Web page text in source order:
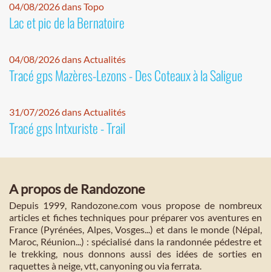
04/08/2026 dans Topo
Lac et pic de la Bernatoire
04/08/2026 dans Actualités
Tracé gps Mazères-Lezons - Des Coteaux à la Saligue
31/07/2026 dans Actualités
Tracé gps Intxuriste - Trail
A propos de Randozone
Depuis 1999, Randozone.com vous propose de nombreux
articles et fiches techniques pour préparer vos aventures en
France (Pyrénées, Alpes, Vosges...) et dans le monde (Népal,
Maroc, Réunion...) : spécialisé dans la randonnée pédestre et
le trekking, nous donnons aussi des idées de sorties en
raquettes à neige, vtt, canyoning ou via ferrata.